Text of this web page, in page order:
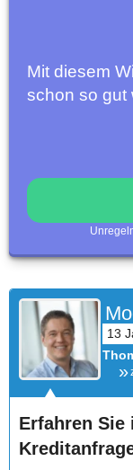
Mit diesem
schon so gut
Erfahren Sie